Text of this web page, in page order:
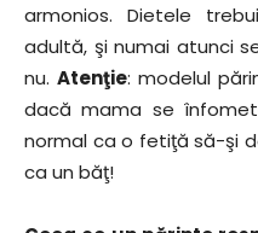
armonios. Dietele
adultă, şi numai atunci
nu. Atenţie: modelul
dacă mama se
normal ca o fetiţă să-şi
ca un băţ!